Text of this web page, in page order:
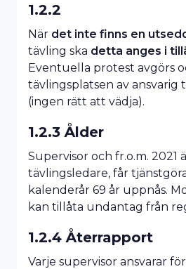
1.2.2
När det inte finns en
tävling ska detta anges i
Eventuella protest avgörs
tävlingsplatsen av ansvarig
(ingen rätt att vädja).
1.2.3 Ålder
Supervisor och fr.o.m. 2021
tävlingsledare, får
kalenderår 69 år uppnås.
kan tillåta undantag från
1.2.4 Återrapport
Varje supervisor ansvarar